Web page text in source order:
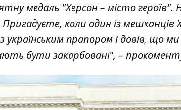
медаль "Херсон – місто героїв".
коли один із мешканців
прапором і довів, що ми
бути закарбовані", –